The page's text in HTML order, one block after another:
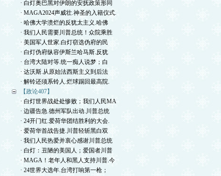
· 白灯奥巴黑对伊朗的安抚政策形同
· MAGA2024声威壮.神圣的入籍仪式.
· 哈佛大学溃烂的反犹太主义.哈佛
· 我们人民需要川普总统！众院乘胜
· 美国军人世家.白灯窃选伪府的民
· 白灯伪府纵容伊斯兰哈马斯.反犹
· 台湾大陆对等.统一痴人说梦；白
· 达沃斯.从原始法西斯主义到后法
· 解铃还须系铃人.烂球踢回最高院.
【政论407】
· 白灯世界战处处惨败；我们人民MA
· 边疆告急.德州军队出动.川普总统
· 24开门红.爱荷华团结胜利的大会.
· 爱荷华首战告捷.川普轻斩黑白双
· 我们人民热爱并衷心感谢川普总统
· 白灯：丑陋的美国人；爱国者川普
· MAGA！老年人和黑人支持川普.今
· 24世界大选年.台湾打响第一枪；